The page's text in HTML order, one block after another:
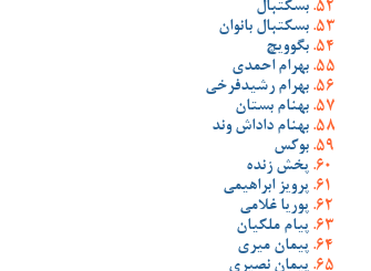
بسکتبال
بسکتبال بانوان
بگوویچ
بهرام احمدی
بهرام رشیدفرخی
بهنام بستان
بهنام داداش وند
بوکس
پخش زنده
پرویز ابراهیمی
پوریا غلامی
پیام ملکیان
پیمان میری
پیمان نصیری